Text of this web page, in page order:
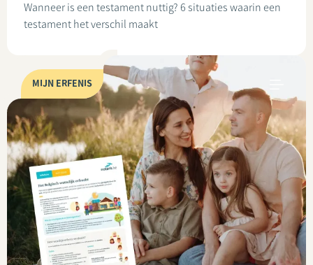
Wanneer is een testament nuttig? 6 situaties waarin een
testament het verschil maakt
MIJN ERFENIS